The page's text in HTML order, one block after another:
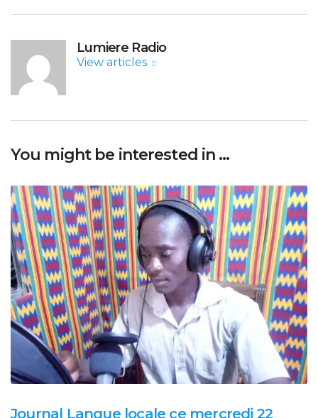
Lumiere Radio
View articles
You might be interested in …
Journal Langue locale ce mercredi 22